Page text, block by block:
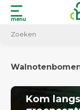
menu
Kom